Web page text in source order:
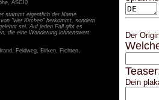
ASCI0
stammt eigentlich der Name
"vier Kirchen" herkommt, sondern
sei. Auf jeden Fall gibt es
die eine Wanderung lohnenswert
Feldweg, Birken, Fichten,
Der
Dein